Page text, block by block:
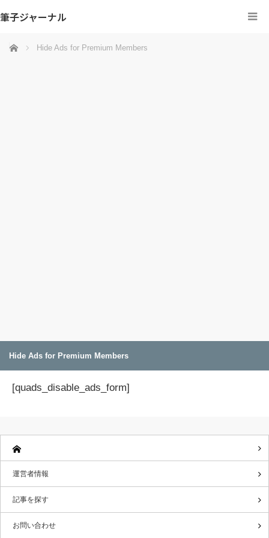
筆子ジャーナル
ホーム Hide Ads for Premium Members
Hide Ads for Premium Members
[quads_disable_ads_form]
運営者情報
記事を探す
お問い合わせ